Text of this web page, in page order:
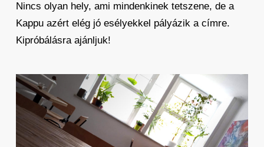
Nincs olyan hely, ami mindenkinek tetszene, de a
Kappu azért elég jó esélyekkel pályázik a címre.
Kipróbálásra ajánljuk!